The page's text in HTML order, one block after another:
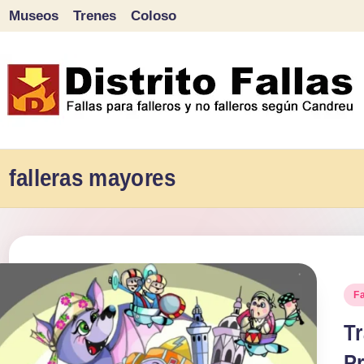
contenido
Museos Trenes Coloso
falleras mayores